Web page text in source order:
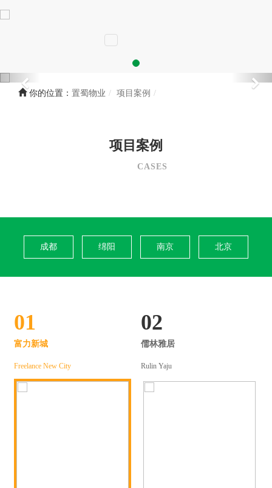
你的位置： 置蜀物业 项目案例
项目案例
CASES
成都 绵阳 南京 北京
01
富力新城
Freelance New City
02
儒林雅居
Rulin Yaju